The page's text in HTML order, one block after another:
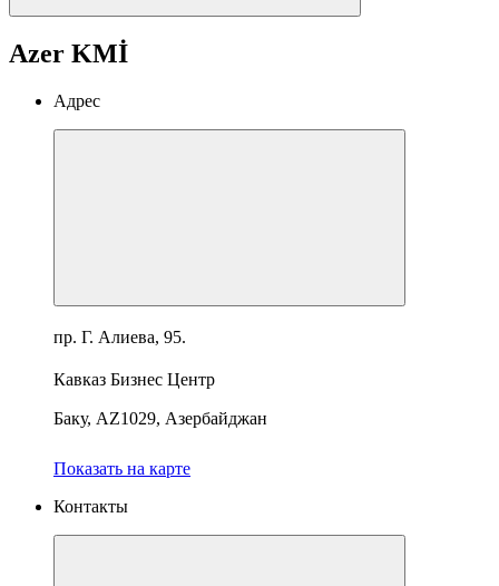
Azer KMİ
Адрес
пр. Г. Алиева, 95.
Кавказ Бизнес Центр
Баку, AZ1029, Азербайджан
Показать на карте
Контакты